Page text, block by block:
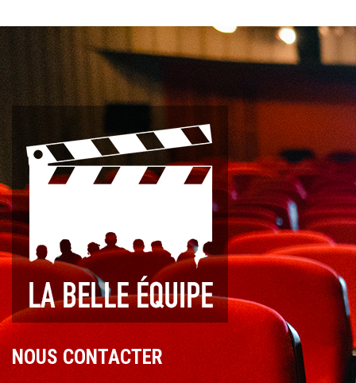
NOUS CONTACTER